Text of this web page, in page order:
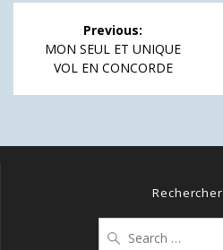
Navigation
l’article
Previous:
Previous
post:
MON SEUL ET UNIQUE
VOL EN CONCORDE
Rechercher
for: